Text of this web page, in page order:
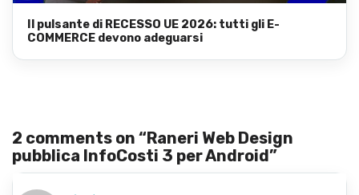
Il pulsante di RECESSO UE 2026: tutti gli E-
COMMERCE devono adeguarsi
2 comments on “Raneri Web Design
pubblica InfoCosti 3 per Android”